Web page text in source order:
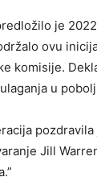
je
ovu
komisije.
u
Jill